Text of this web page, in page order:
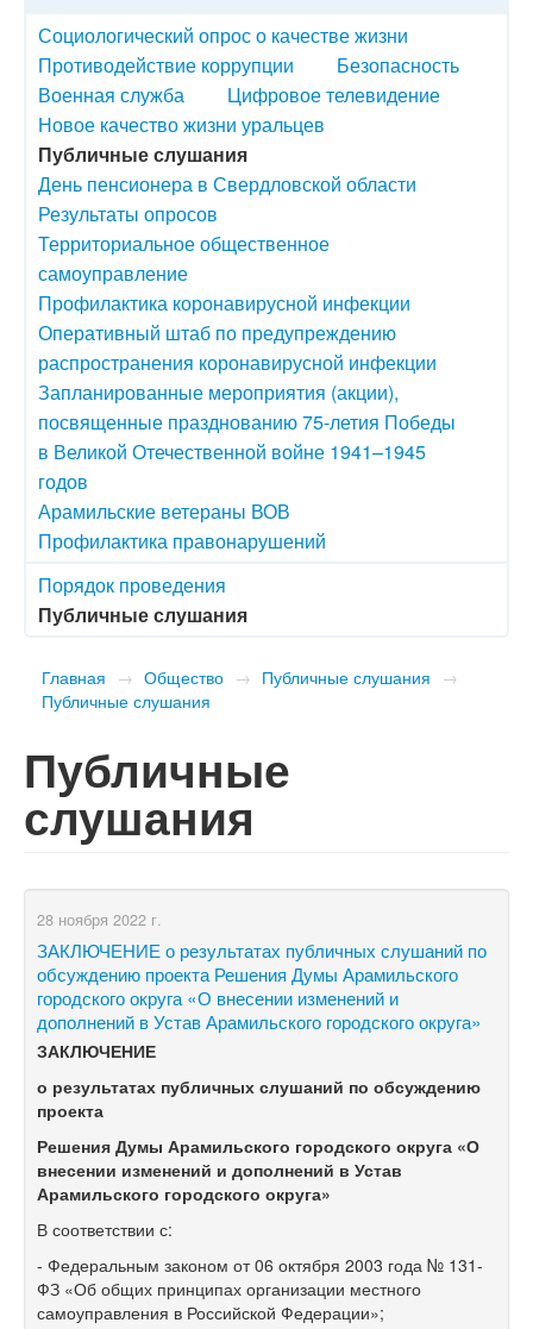
Социологический опрос о качестве жизни
Противодействие коррупции
Безопасность
Военная служба
Цифровое телевидение
Новое качество жизни уральцев
Публичные слушания
День пенсионера в Свердловской области
Результаты опросов
Территориальное общественное
самоуправление
Профилактика коронавирусной инфекции
Оперативный штаб по предупреждению
распространения коронавирусной инфекции
Запланированные мероприятия (акции),
посвященные празднованию 75-летия Победы
в Великой Отечественной войне 1941–1945
годов
Арамильские ветераны ВОВ
Профилактика правонарушений
Порядок проведения
Публичные слушания
Главная → Общество → Публичные слушания →
Публичные слушания
Публичные
слушания
28 ноября 2022 г.
ЗАКЛЮЧЕНИЕ о результатах публичных слушаний по
обсуждению проекта Решения Думы Арамильского
городского округа «О внесении изменений и
дополнений в Устав Арамильского городского округа»
ЗАКЛЮЧЕНИЕ
о результатах публичных слушаний по обсуждению
проекта
Решения Думы Арамильского городского округа «О
внесении изменений и дополнений в Устав
Арамильского городского округа»
В соответствии с:
- Федеральным законом от 06 октября 2003 года № 131-
ФЗ «Об общих принципах организации местного
самоуправления в Российской Федерации»;